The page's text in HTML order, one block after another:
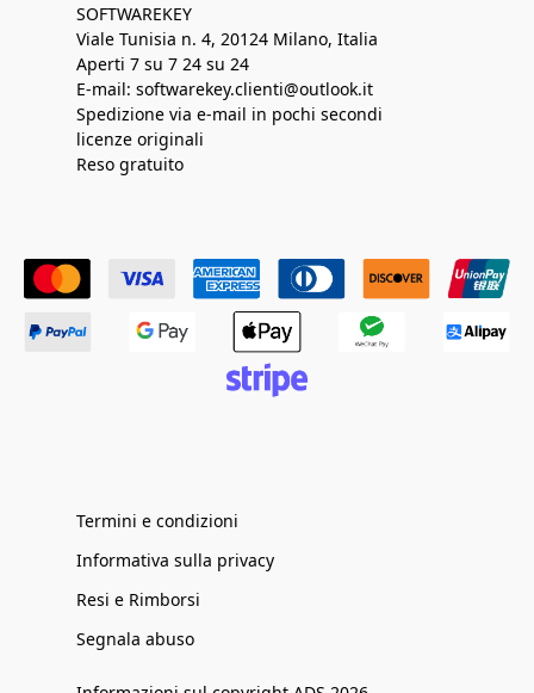
SOFTWAREKEY
Viale Tunisia n. 4, 20124 Milano, Italia
Aperti 7 su 7 24 su 24
E-mail: softwarekey.clienti@outlook.it
Spedizione via e-mail in pochi secondi
licenze originali
Reso gratuito
Termini e condizioni
Informativa sulla privacy
Resi e Rimborsi
Segnala abuso